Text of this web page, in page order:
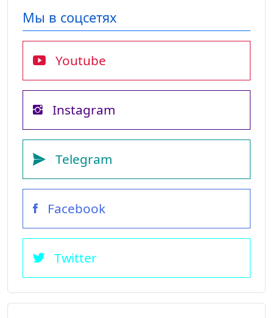
Мы в соцсетях
Youtube
Instagram
Telegram
Facebook
Twitter